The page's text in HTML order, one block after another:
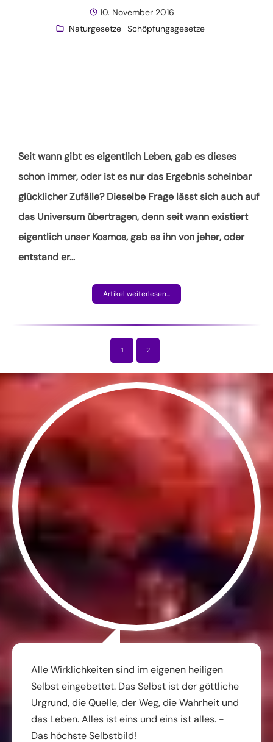
10. November 2016
Naturgesetze Schöpfungsgesetze
Seit wann gibt es eigentlich Leben, gab es dieses
schon immer, oder ist es nur das Ergebnis scheinbar
glücklicher Zufälle? Dieselbe Frage lässt sich auch auf
das Universum übertragen, denn seit wann existiert
eigentlich unser Kosmos, gab es ihn von jeher, oder
entstand er…
Artikel weiterlesen...
1 2
Alle Wirklichkeiten sind im eigenen heiligen
Selbst eingebettet. Das Selbst ist der göttliche
Urgrund, die Quelle, der Weg, die Wahrheit und
das Leben. Alles ist eins und eins ist alles. -
Das höchste Selbstbild!